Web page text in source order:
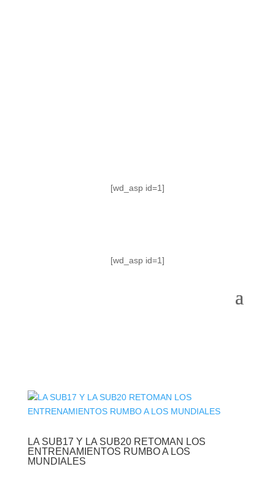
[wd_asp id=1]
[wd_asp id=1]
LA SUB17 Y LA SUB20 RETOMAN LOS
ENTRENAMIENTOS RUMBO A LOS
MUNDIALES